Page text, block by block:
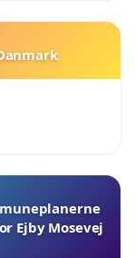
Ejby Mosevej